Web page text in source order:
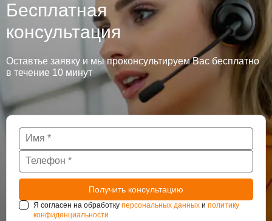
Бесплатная
консультация
Оставтье заявку и мы проконсультируем Вас бесплатно
в течение 10 минут
Я согласен на обработку персональных данных и политику
конфиденциальности